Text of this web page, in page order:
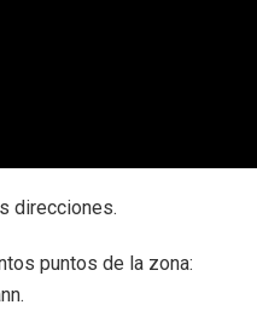
direcciones.
puntos de la zona: